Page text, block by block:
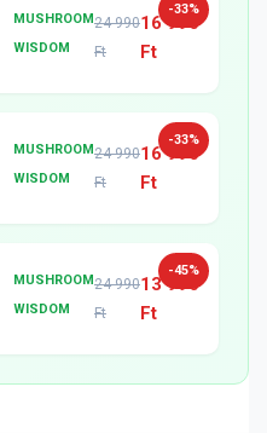
-33%
MUSHROOM
WISDOM
24 990
Ft
16 990
Ft
-33%
MUSHROOM
WISDOM
24 990
Ft
16 990
Ft
-45%
MUSHROOM
WISDOM
24 990
Ft
13 990
Ft